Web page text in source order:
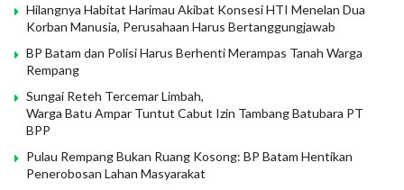
Hilangnya Habitat Harimau Akibat Konsesi HTI Menelan Dua
Korban Manusia, Perusahaan Harus Bertanggungjawab
BP Batam dan Polisi Harus Berhenti Merampas Tanah Warga
Rempang
Sungai Reteh Tercemar Limbah,
Warga Batu Ampar Tuntut Cabut Izin Tambang Batubara PT
BPP
Pulau Rempang Bukan Ruang Kosong: BP Batam Hentikan
Penerobosan Lahan Masyarakat